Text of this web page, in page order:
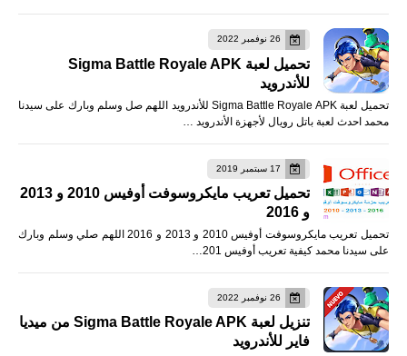
26 نوفمبر 2022
تحميل لعبة Sigma Battle Royale APK
للأندرويد
تحميل لعبة Sigma Battle Royale APK للأندرويد اللهم صل وسلم وبارك على سيدنا
محمد احدث لعبة باتل رويال لأجهزة الأندرويد …
17 سبتمبر 2019
تحميل تعريب مايكروسوفت أوفيس 2010 و 2013
و 2016
تحميل تعريب مايكروسوفت أوفيس 2010 و 2013 و 2016 اللهم صلي وسلم وبارك
على سيدنا محمد كيفية تعريب أوفيس 201…
26 نوفمبر 2022
تنزيل لعبة Sigma Battle Royale APK من ميديا
فاير للأندرويد